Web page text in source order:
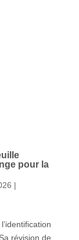
pour la
|
révision de